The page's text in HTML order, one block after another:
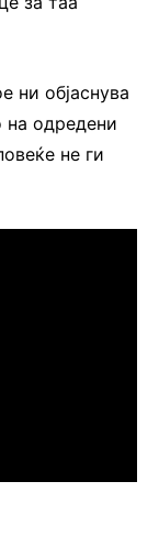
ни објаснува
на одредени
не ги